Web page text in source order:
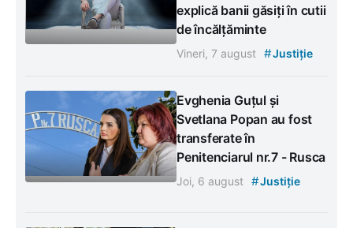
explică banii găsiți în cutii
de încălțăminte
Vineri, 7 august #Justiție
Evghenia Guțul și
Svetlana Popan au fost
transferate în
Penitenciarul nr.7 - Rusca
Joi, 6 august #Justiție